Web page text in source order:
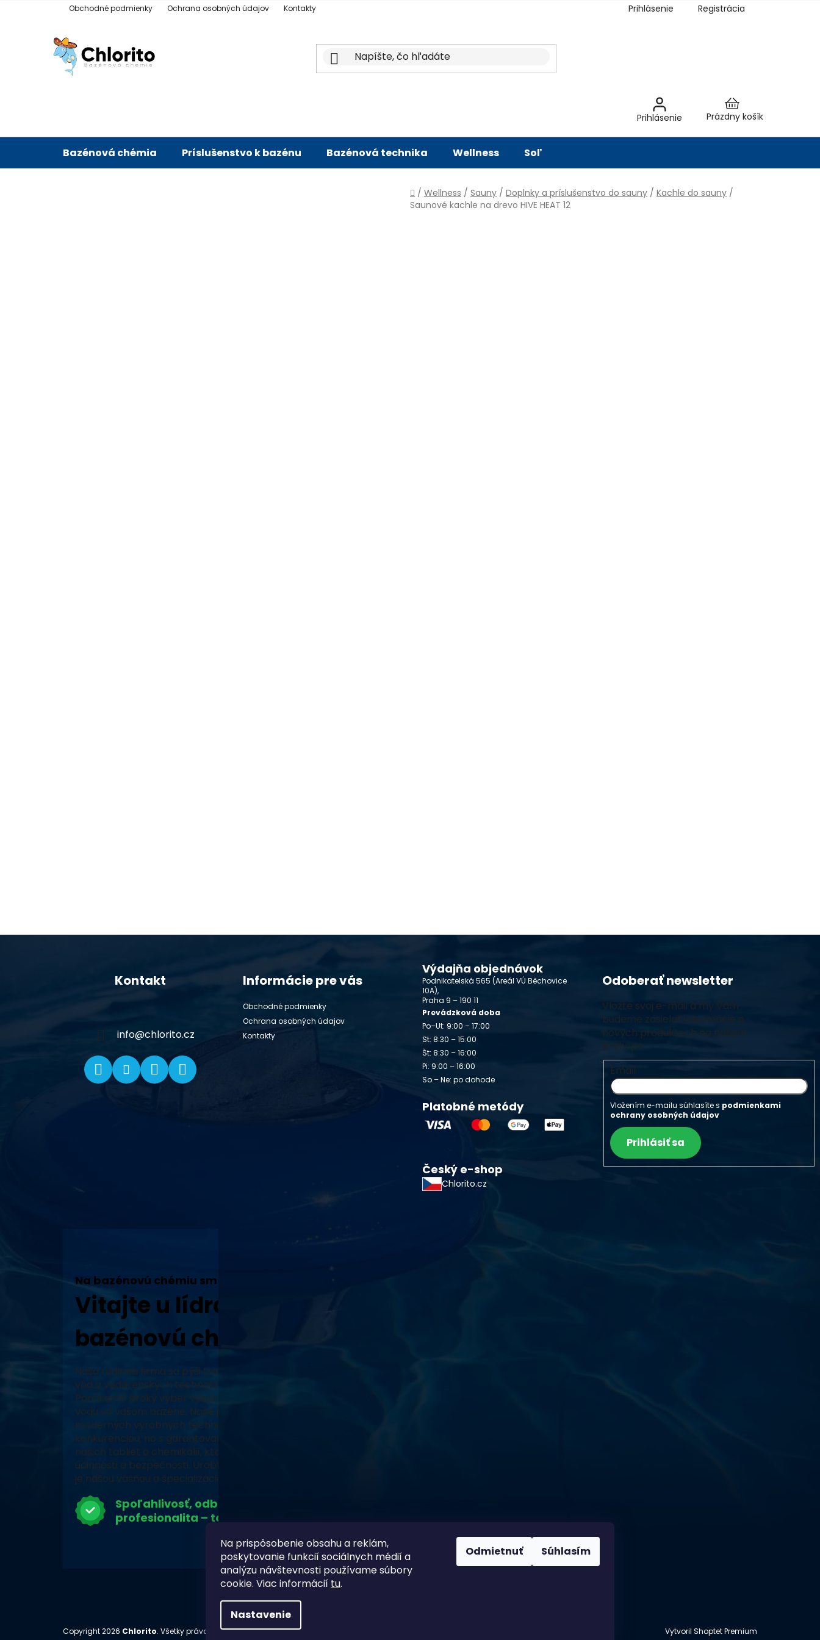
Na prispôsobenie obsahu a reklám,
poskytovanie funkcií sociálnych médií a
analýzu návštevnosti používame súbory
cookie. Viac informácií tu.
Nastavenie
Odmietnuť Súhlasím
Obchodné podmienky Ochrana osobných údajov Kontakty Prihlásenie Registrácia
Prihlásenie
Nákupný
Prázdny košík
Bazénová chémia Príslušenstvo k bazénu Bazénová technika Wellness Soľ
Domov
/ Wellness / Sauny / Doplnky a príslušenstvo do sauny / Kachle do sauny /
Saunové kachle na drevo HIVE HEAT 12
Kontakt
info@chlorito.cz
Informácie pre vás
Obchodné podmienky
Ochrana osobných údajov
Kontakty
Výdajňa objednávok
Podnikatelská 565 (Areál VÚ Běchovice
10A),
Praha 9 – 190 11
Prevádzková doba
Po–Ut: 9:00 – 17:00
St: 8:30 – 15:00
Št: 8:30 – 16:00
Pi: 9:00 – 16:00
So – Ne: po dohode
Platobné metódy
Český e-shop
Chlorito.cz
Odoberať newsletter
Vložte svoj e-mail a my Vám
budeme zasielať informácie o
nových produktoch na našom
e-shope.
Email
Vložením e-mailu súhlasíte s podmienkami
ochrany osobných údajov
Prihlásiť sa
Na bazénovú chémiu sme tu my!
Vitajte u lídra v starostlivosti o vodu a
bazénovú chémiu!
Naša rodinná firma sa pýši tradíciou, vysokoškolským vzdelaním v oblasti čistiarní odpadových
vôd a vodárenských technológií a neustálym zdokonaľovaním v oblasti starostlivosti o vodu.
Ponúkame široký výber vysoko kvalitných prípravkov vlastnej výroby pre čistú a bezpečnú
vodu vo vašom bazéne. Naše produkty, založené na najlepších európskych surovinách a
moderných výrobných technológiách, zabezpečujú najvyššiu kvalitu za ceny porovnateľné s
konkurenciou, no s garantovaným pôvodom a bezpečnosťou. Presvedčte sa sami o kvalite
našich tabliet a chemikálií, ktoré prešli prísnymi kontrolami a testami, a o ich nepochybnej
účinnosti a bezpečnosti. Urobte z vášho bazéna oázu čistoty s našimi produktmi – pretože voda
je našou vášňou a špecializáciou.
Spoľahlivosť, odbornosť a
profesionalita – to je Chlorito
Vytvoril Shoptet Premium
Copyright 2026 Chlorito. Všetky práva vyhradené.Upraviť nastavenie cookies